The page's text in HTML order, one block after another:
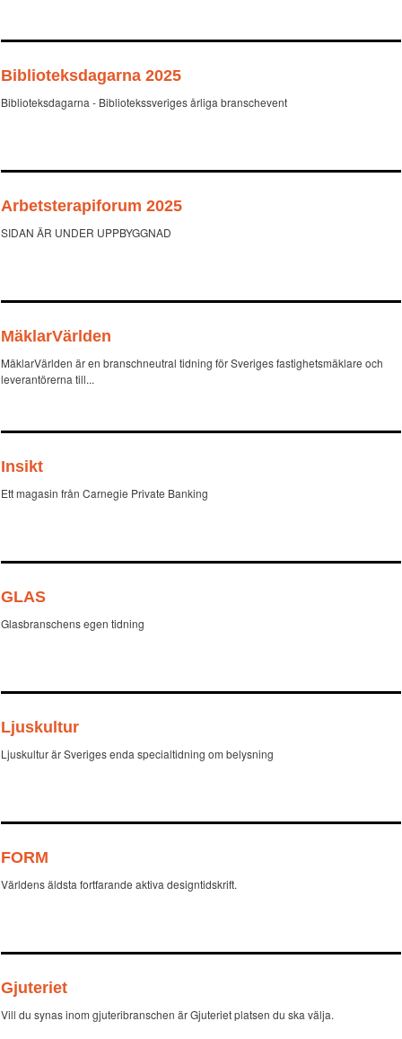
Biblioteksdagarna 2025
Biblioteksdagarna - Bibliotekssveriges årliga branschevent
Arbetsterapiforum 2025
SIDAN ÄR UNDER UPPBYGGNAD
MäklarVärlden
MäklarVärlden är en branschneutral tidning för Sveriges fastighetsmäklare och
leverantörerna till...
Insikt
Ett magasin från Carnegie Private Banking
GLAS
Glasbranschens egen tidning
Ljuskultur
Ljuskultur är Sveriges enda specialtidning om belysning
FORM
Världens äldsta fortfarande aktiva designtidskrift.
Gjuteriet
Vill du synas inom gjuteribranschen är Gjuteriet platsen du ska välja.